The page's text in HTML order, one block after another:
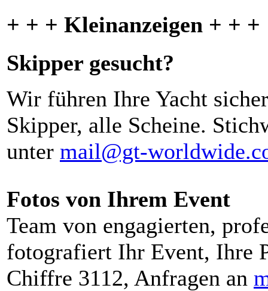
+ + + Kleinanzeigen + + +
Skipper gesucht?
Wir führen Ihre Yacht
Skipper, alle Scheine.
unter mail@gt-
Fotos von Ihrem Event
Team von engagierten,
fotografiert Ihr Event, Ihre
Chiffre 3112, Anfragen an